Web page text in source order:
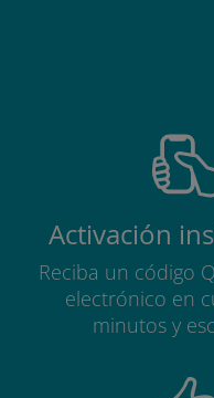
Activación
Reciba un código
electrónico en
minutos y